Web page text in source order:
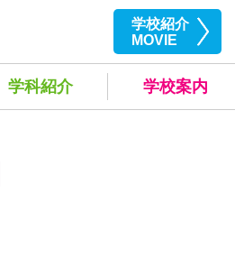
学校紹介
MOVIE
学科紹介 学校案内